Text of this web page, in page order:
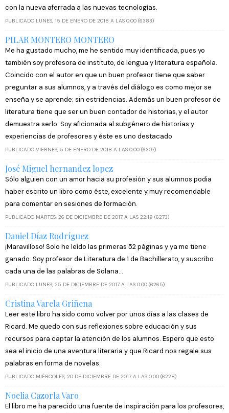
con la nueva aferrada a las nuevas tecnologías.
PUBLICADO LUNES, 15 DE ENERO DE 2018 A LAS 0:00 (6383)
PILAR MONTERO MONTERO
Me ha gustado mucho, me he sentido muy identificada, pues yo
también soy profesora de instituto, de lengua y literatura española.
Coincido con el autor en que un buen profesor tiene que saber
preguntar a sus alumnos, y a través del diálogo es como mejor se
enseña y se aprende; sin estridencias. Además un buen profesor de
literatura tiene que ser un buen contador de historias, y el autor
demuestra serlo. Soy aficionada al subgénero de historias y
experiencias de profesores y éste es uno destacado
PUBLICADO VIERNES, 5 DE ENERO DE 2018 A LAS 0:00 (6307)
José Miguel hernandez lopez
Sólo alguien con un amor hacia su profesión y sus alumnos podia
haber escrito un libro como éste, excelente y muy recomendable
para comentar en sesiones de formación.
PUBLICADO MARTES, 26 DE DICIEMBRE DE 2017 A LAS 22:19 (6273)
Daniel Díaz Rodríguez
¡Maravilloso! Solo he leído las primeras 52 páginas y ya me tiene
ganado. Soy profesor de Literatura de 1 de Bachillerato, y suscribo
cada una de las palabras de Solana...
PUBLICADO LUNES, 25 DE DICIEMBRE DE 2017 A LAS 0:00 (6265)
Cristina Varela Griñena
Leer este libro ha sido como volver por unos días a las clases de
Ricard. Me quedo con sus reflexiones sobre educación y sus
recursos para captar la atención de los alumnos. Espero que esto
sea el inicio de una aventura literaria y que Ricard nos regale sus
palabras en forma de novelas.
PUBLICADO MIÉRCOLES, 20 DE DICIEMBRE DE 2017 A LAS 0:00 (6228)
Noelia Cazorla Varo
El libro me ha parecido una fuente de inspiración para los profesores,